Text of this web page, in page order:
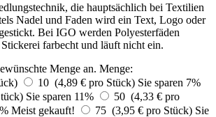
die hauptsächlich bei Textilien
Nadel und Faden wird ein Text, Logo oder
Bei IGO werden Polyesterfäden
farbecht und läuft nicht ein.
Menge an. Menge:
10 (4,89 € pro Stück) Sie sparen 7%
Sie sparen 11%
50 (4,33 € pro
Meist gekauft! 75 (3,95 € pro Stück) Sie